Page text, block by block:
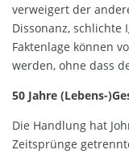
verweigert der
Dissonanz,
Faktenlage können
werden, ohne dass
50 Jahre (Lebens-
Die Handlung hat
Zeitsprünge